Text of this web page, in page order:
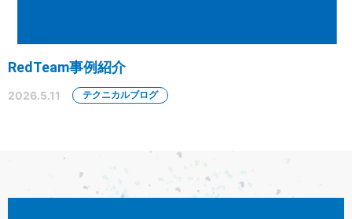
RedTeam事例紹介
2026.5.11 テクニカルブログ